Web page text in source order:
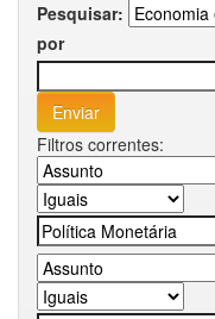
Pesquisar:
por
Filtros correntes: